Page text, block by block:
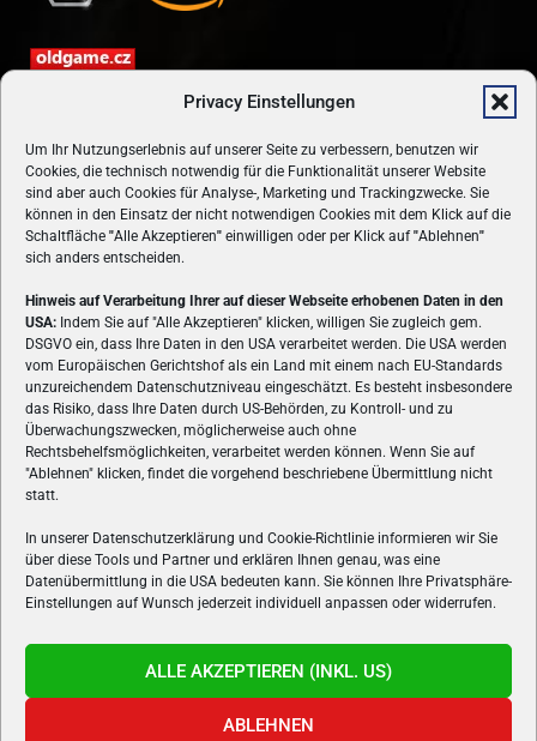
Privacy Einstellungen
Um Ihr Nutzungserlebnis auf unserer Seite zu verbessern, benutzen wir
Cookies, die technisch notwendig für die Funktionalität unserer Website
sind aber auch Cookies für Analyse-, Marketing und Trackingzwecke. Sie
können in den Einsatz der nicht notwendigen Cookies mit dem Klick auf die
Schaltfläche "Alle Akzeptieren" einwilligen oder per Klick auf"Ablehnen"
sich anders entscheiden.
Hinweis auf Verarbeitung Ihrer auf dieser Webseite erhobenen Daten in den
USA: Indem Sie auf "Alle Akzeptieren" klicken, willigen Sie zugleich gem.
DSGVO ein, dass Ihre Daten in den USA verarbeitet werden. Die USA werden
vom Europäischen Gerichtshof als ein Land mit einem nach EU-Standards
unzureichendem Datenschutzniveau eingeschätzt. Es besteht insbesondere
das Risiko, dass Ihre Daten durch US-Behörden, zu Kontroll- und zu
Überwachungszwecken, möglicherweise auch ohne
Rechtsbehelfsmöglichkeiten, verarbeitet werden können. Wenn Sie auf
"Ablehnen" klicken, findet die vorgehend beschriebene Übermittlung nicht
statt.
In unserer Datenschutzerklärung und Cookie-Richtlinie informieren wir Sie
über diese Tools und Partner und erklären Ihnen genau, was eine
Datenübermittlung in die USA bedeuten kann. Sie können Ihre Privatsphäre-
Einstellungen auf Wunsch jederzeit individuell anpassen oder widerrufen.
ALLE AKZEPTIEREN (INKL. US)
ABLEHNEN
ÜBER UNS
VON GAMERN, FÜR GAMER! Gamers.at ist das älteste Online-
Spielemagazin Österreichs und bringt täglich aktuelle News,
Reviews und Videos zu PC- und Konsolenspielen, Gaming-
Hardware und aus der Welt des e-Sport's.
FOLGE UNS